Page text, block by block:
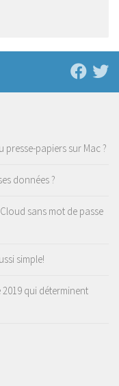
papiers sur Mac ?
données ?
sans mot de passe
simple!
qui déterminent